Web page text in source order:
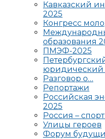
Кавказский
2025
Конгресс
образования
ПМЭФ-2025
юридический
Разговор о…
Репортажи
Российская
2025
Россия –
Улицы героев
Форум